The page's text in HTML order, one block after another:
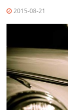
2015-08-21